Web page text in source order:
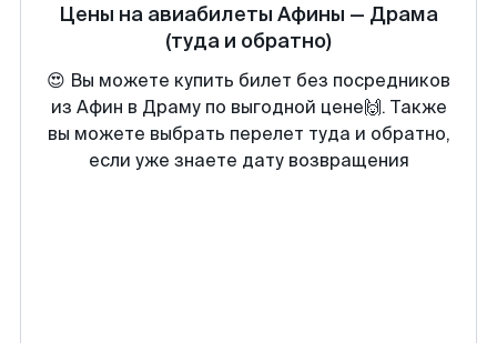
Цены на авиабилеты Афины — Драма
(туда и обратно)
😍 Вы можете купить билет без посредников
из Афин в Драму по выгодной цене🙌. Также
вы можете выбрать перелет туда и обратно,
если уже знаете дату возвращения